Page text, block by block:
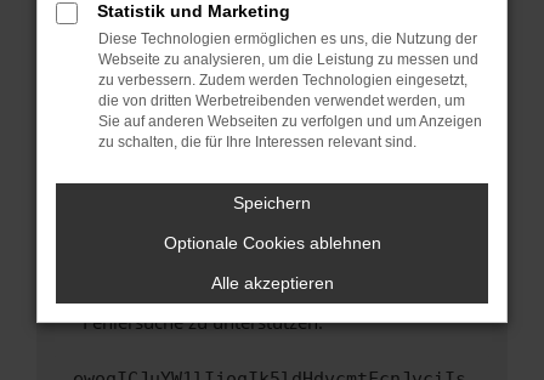
Betriebssystem auf dem neuesten Stand
sind.
Veraltete Software birgt nicht nur ein
Sicherheitsrisiko, sondern kann auch dazu
führen, dass bestimmte Funktionen nicht mehr
unterstützt werden.
Wende dich an den Webseitenbetreiber.
Wenn du alle oben genannten Schritte versucht
hast, kontaktiere uns bitte. Wir werden
uns diesen Text schicken, um uns bei der
Fehlersuche zu unterstützen:
Statistik und Marketing
Diese Technologien ermöglichen es uns, die Nutzung der
Webseite zu analysieren, um die Leistung zu messen und
zu verbessern. Zudem werden Technologien eingesetzt,
die von dritten Werbetreibenden verwendet werden, um
Sie auf anderen Webseiten zu verfolgen und um Anzeigen
zu schalten, die für Ihre Interessen relevant sind.
Speichern
Optionale Cookies ablehnen
Alle akzeptieren